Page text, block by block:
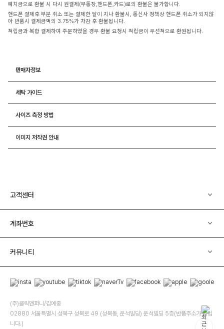
예치금으로 환불 시 다시 원결제(무통장,핸드폰,카드)로의 환불은 불가합니다.
핸드폰 결제후 부분 취소 또는 결제한 달이 지나 환불시, 통신사 정책상 핸드폰 취소가 되지않
아 반품시 결제금액의 3.75%가 차감 후 환불됩니다.
적립금과 복합 결제하여 주문하였을 경우 환불 요청시 적립금이 우선적으로 환원됩니다.
판매자정보
세탁 가이드
사이즈 측정 방법
이미지 저작권 안내
고객센터
계좌번호
커뮤니티
(주)클릭앤퍼니/김예중
02880 서울특별시 성북구 성북로 49 (성북동, 운석빌딩) 운석빌딩 5층(반품주소가 아닙
니다.)